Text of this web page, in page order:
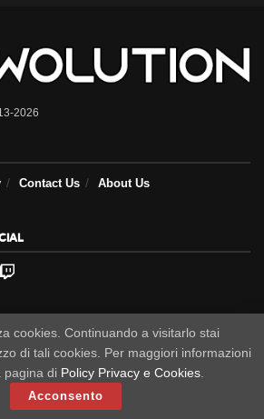
2026
Contact Us About Us
cookies. Continuando a visitarlo stai
di tali cookies. Per maggiori informazioni
pagina di Policy Privacy e Cookies.
Acconsento